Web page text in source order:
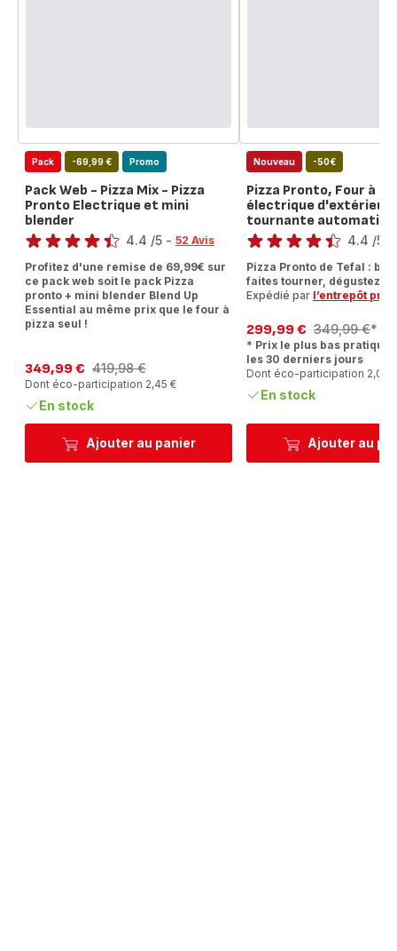
Ajouter au panier
Pack -69,99 € Promo
Pack Web - Pizza Mix - Pizza
Pronto Electrique et mini
blender
Note
4.4 /5 - 52 Avis
Profitez d'une remise de 69,99€ sur
ce pack web soit le pack Pizza
pronto + mini blender Blend Up
Essential au même prix que le four à
pizza seul !
Prix
avec
réduction
349,99 €
Prix
initial
419,98 €
Dont éco-participation 2,45 €
En stock
Ajouter au
Nouveau -50€
Pizza Pronto, Four à
électrique d'extérieur,
tournante
Note
4.4 /5
Pizza Pronto de Tefal :
faites tourner, dégustez !
Expédié par l’entrepôt
Prix
avec
réduction
299,99 €
Prix
initial
349,99 €*
* Prix le plus bas pratiqué
les 30 derniers jours
Dont éco-participation 2,05 €
En stock